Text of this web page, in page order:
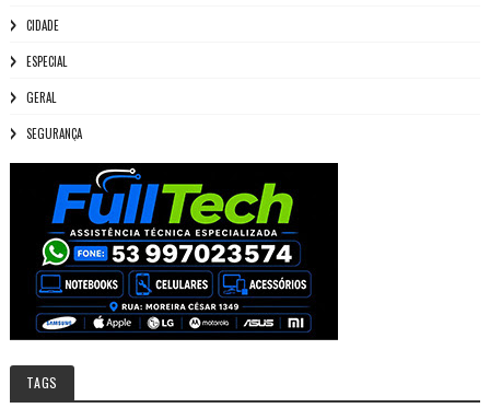
CIDADE
ESPECIAL
GERAL
SEGURANÇA
TAGS